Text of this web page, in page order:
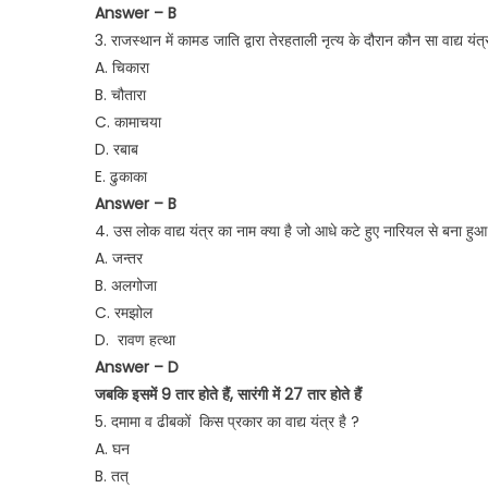
Answer – B
3. राजस्थान में कामड जाति द्वारा तेरहताली नृत्य के दौरान कौन सा वाद्य
A. चिकारा
B. चौतारा
C. कामाचया
D. रबाब
E. ढुकाका
Answer – B
4. उस लोक वाद्य यंत्र का नाम क्या है जो आधे कटे हुए नारियल से बना हुआ
A. जन्तर
B. अलगोजा
C. रमझोल
D. रावण हत्था
Answer – D
जबकि इसमें 9 तार होते हैं, सारंगी में 27 तार होते हैं
5. दमामा व ढीबकों किस प्रकार का वाद्य यंत्र है ?
A. घन
B. तत्